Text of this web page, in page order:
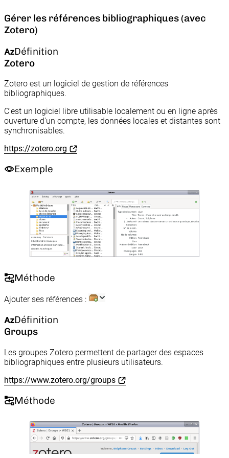
Gérer les références bibliographiques (avec
Zotero)
Définition
Zotero
Zotero est un logiciel de gestion de références
bibliographiques.
C'est un logiciel libre utilisable localement ou en ligne après
ouverture d'un compte, les données locales et distantes sont
synchronisables.
https://zotero.org
Exemple
Méthode
Ajouter ses références :
Définition
Groups
Les groupes Zotero permettent de partager des espaces
bibliographiques entre plusieurs utilisateurs.
https://www.zotero.org/groups
Méthode